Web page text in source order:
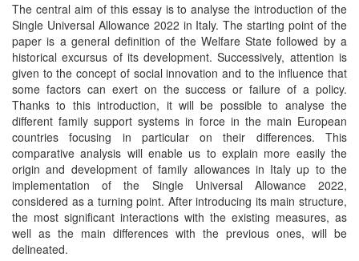
The central aim of this essay is to analyse the introduction of the
Single Universal Allowance 2022 in Italy. The starting point of the
paper is a general definition of the Welfare State followed by a
historical excursus of its development. Successively, attention is
given to the concept of social innovation and to the influence that
some factors can exert on the success or failure of a policy.
Thanks to this introduction, it will be possible to analyse the
different family support systems in force in the main European
countries focusing in particular on their differences. This
comparative analysis will enable us to explain more easily the
origin and development of family allowances in Italy up to the
implementation of the Single Universal Allowance 2022,
considered as a turning point. After introducing its main structure,
the most significant interactions with the existing measures, as
well as the main differences with the previous ones, will be
delineated.